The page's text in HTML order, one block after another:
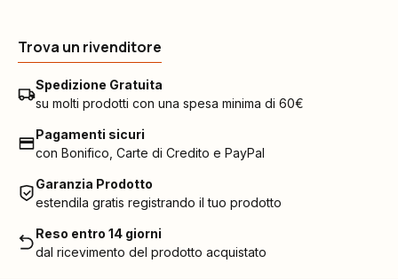
Trova un rivenditore
Spedizione Gratuita
su molti prodotti con una spesa minima di 60€
Pagamenti sicuri
con Bonifico, Carte di Credito e PayPal
Garanzia Prodotto
estendila gratis registrando il tuo prodotto
Reso entro 14 giorni
dal ricevimento del prodotto acquistato